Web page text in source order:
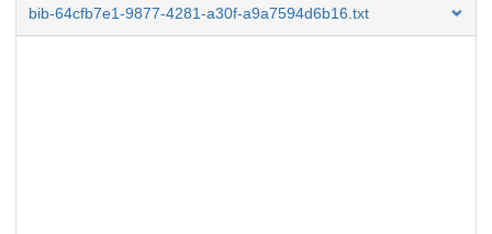
bib-64cfb7e1-9877-4281-a30f-a9a7594d6b16.txt